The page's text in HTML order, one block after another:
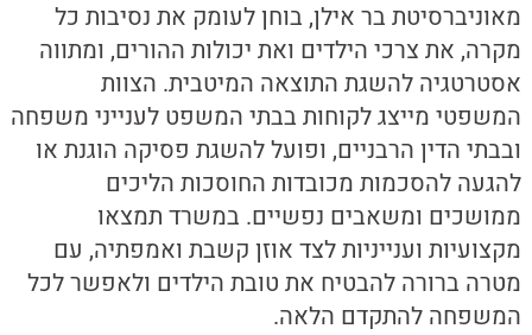
מאוניברסיטת בר אילן, בוחן לעומק את נסיבות כל
מקרה, את צרכי הילדים ואת יכולות ההורים, ומתווה
אסטרטגיה להשגת התוצאה המיטבית. הצוות
המשפטי מייצג לקוחות בבתי המשפט לענייני משפחה
ובבתי הדין הרבניים, ופועל להשגת פסיקה הוגנת או
להגעה להסכמות מכובדות החוסכות הליכים
ממושכים ומשאבים נפשיים. במשרד תמצאו
מקצועיות וענייניות לצד אוזן קשבת ואמפתיה, עם
מטרה ברורה להבטיח את טובת הילדים ולאפשר לכל
המשפחה להתקדם הלאה.